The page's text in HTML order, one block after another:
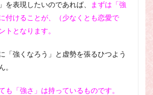
を表現したいのであれば、
まずは「強
付けることが、（少なくとも恋愛で
トとなります。
「強くなろう」と虚勢を張るひつよう
。
も「強さ」は持っているものです。